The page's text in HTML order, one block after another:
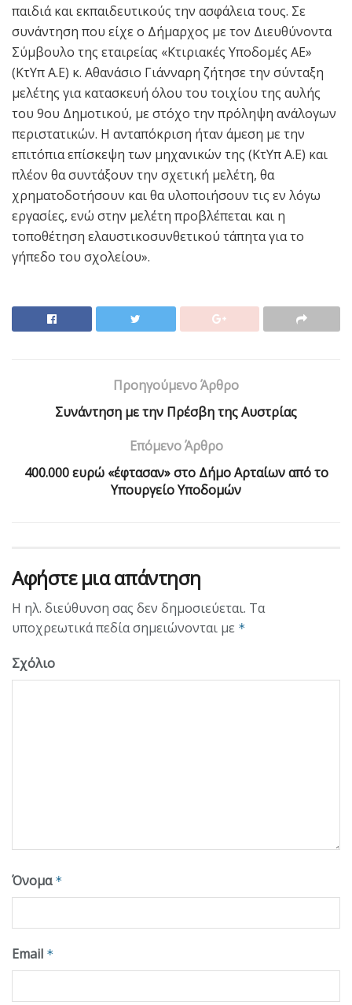
παιδιά και εκπαιδευτικούς την ασφάλεια τους. Σε
συνάντηση που είχε ο Δήμαρχος με τον Διευθύνοντα
Σύμβουλο της εταιρείας «Κτιριακές Υποδομές ΑΕ»
(ΚτΥπ Α.Ε) κ. Αθανάσιο Γιάνναρη ζήτησε την σύνταξη
μελέτης για κατασκευή όλου του τοιχίου της αυλής
του 9ου Δημοτικού, με στόχο την πρόληψη ανάλογων
περιστατικών. Η ανταπόκριση ήταν άμεση με την
επιτόπια επίσκεψη των μηχανικών της (ΚτΥπ Α.Ε) και
πλέον θα συντάξουν την σχετική μελέτη, θα
χρηματοδοτήσουν και θα υλοποιήσουν τις εν λόγω
εργασίες, ενώ στην μελέτη προβλέπεται και η
τοποθέτηση ελαυστικοσυνθετικού τάπητα για το
γήπεδο του σχολείου».
Προηγούμενο Άρθρο
Συνάντηση με την Πρέσβη της Αυστρίας
Επόμενο Άρθρο
400.000 ευρώ «έφτασαν» στο Δήμο Αρταίων από το
Υπουργείο Υποδομών
Αφήστε μια απάντηση
Η ηλ. διεύθυνση σας δεν δημοσιεύεται. Τα
υποχρεωτικά πεδία σημειώνονται με *
Σχόλιο
Όνομα *
Email *